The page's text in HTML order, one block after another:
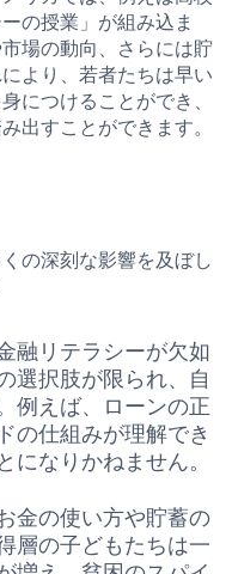
の授業」が組み込ま
場の動向、さらには貯
より、若者たちは早い
につけることができ、
出すことができます。
の深刻な影響を及ぼし
融リテラシーが欠如
選択肢が限られ、自
例えば、ローンの正
の仕組みが理解でき
になりかねません。
金の使い方や貯蓄の
層の子どもたちは一